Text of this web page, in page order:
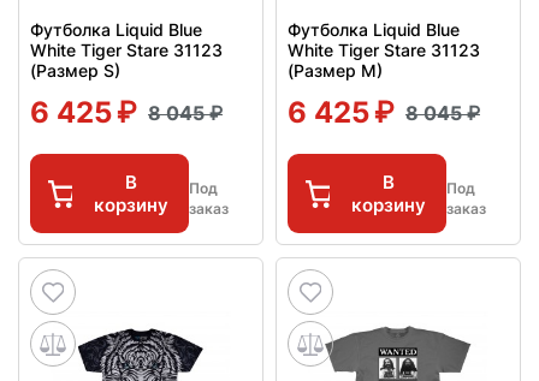
Футболка Liquid Blue
White Tiger Stare 31123
(Размер S)
6 425 8 045
В
корзину
Под
заказ
Футболка Liquid Blue
White Tiger Stare 31123
(Размер M)
6 425 8 045
В
корзину
Под
заказ